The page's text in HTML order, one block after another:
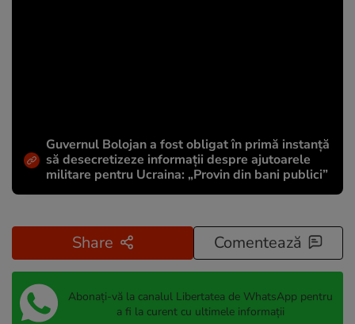
Guvernul Bolojan a fost obligat în primă instanță
să desecretizeze informații despre ajutoarele
militare pentru Ucraina: „Provin din bani publici”
Share Comentează
Abonați-vă la canalul Libertatea de WhatsApp pentru
a fi la curent cu ultimele informații